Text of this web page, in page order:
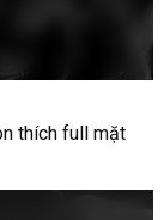
thích full mặt